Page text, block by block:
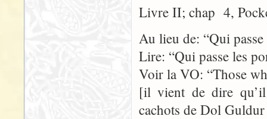
Livre II; chap 4,
Au lieu de: “Qui
Lire: “Qui passe les
Voir la VO: “Those
[il vient de dire
cachots de Dol